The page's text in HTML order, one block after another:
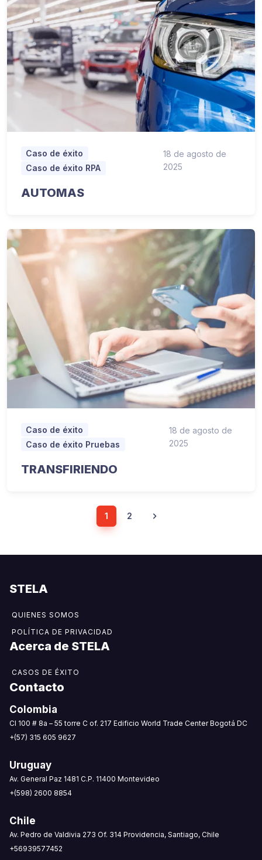
Caso de éxito
Caso de éxito RPA
18 de agosto de
2025
AUTOMAS
Caso de éxito
Caso de éxito Pruebas
18 de agosto de
2025
TRANSFIRIENDO
1 2
STELA
QUIENES SOMOS
POLÍTICA DE PRIVACIDAD
Acerca de STELA​
CASOS DE ÉXITO
Contacto
Colombia
CI 100 # 8a – 55 torre C of. 217 Edificio World Trade Center Bogotá DC
+(57) 315 605 9627
Uruguay
Av. General Paz 1481 C.P. 11400 Montevideo
+(598) 2600 8854
Chile
Av. Pedro de Valdivia 273 Of. 314 Providencia, Santiago, Chile
+56939577452‬